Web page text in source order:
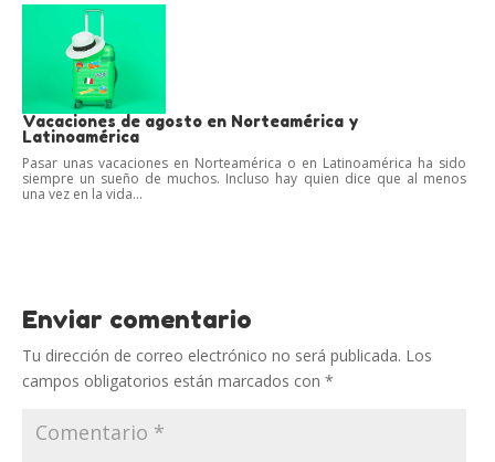
Vacaciones de agosto en Norteamérica y
Latinoamérica
Pasar unas vacaciones en Norteamérica o en Latinoamérica ha sido
siempre un sueño de muchos. Incluso hay quien dice que al menos
una vez en la vida...
Enviar comentario
Tu dirección de correo electrónico no será publicada. Los
campos obligatorios están marcados con *